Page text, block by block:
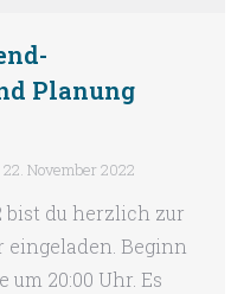
Planung
22. November 2022
bist du herzlich zur
Beginn
um 20:00 Uhr. Es